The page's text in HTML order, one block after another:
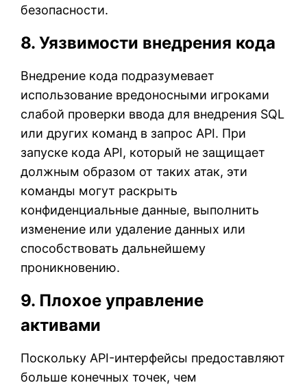
безопасности.
8. Уязвимости внедрения кода
Внедрение кода подразумевает
использование вредоносными игроками
слабой проверки ввода для внедрения SQL
или других команд в запрос API. При
запуске кода API, который не защищает
должным образом от таких атак, эти
команды могут раскрыть
конфиденциальные данные, выполнить
изменение или удаление данных или
способствовать дальнейшему
проникновению.
9. Плохое управление
активами
Поскольку API-интерфейсы предоставляют
больше конечных точек, чем